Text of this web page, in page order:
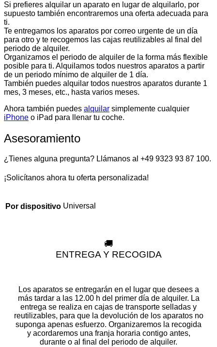
Si prefieres alquilar un aparato en lugar de alquilarlo, por
supuesto también encontraremos una oferta adecuada para
ti.
Te entregamos los aparatos por correo urgente de un día
para otro y te recogemos las cajas reutilizables al final del
periodo de alquiler.
Organizamos el periodo de alquiler de la forma más flexible
posible para ti. Alquilamos todos nuestros aparatos a partir
de un periodo mínimo de alquiler de 1 día.
También puedes alquilar todos nuestros aparatos durante 1
mes, 3 meses, etc., hasta varios meses.
Ahora también puedes alquilar simplemente cualquier
iPhone o iPad para llenar tu coche.
Asesoramiento
¿Tienes alguna pregunta? Llámanos al +49 9323 93 87 100.
¡Solicítanos ahora tu oferta personalizada!
Por dispositivo Universal
🚚
ENTREGA Y RECOGIDA
Los aparatos se entregarán en el lugar que desees a
más tardar a las 12.00 h del primer día de alquiler. La
entrega se realiza en cajas de transporte selladas y
reutilizables, para que la devolución de los aparatos no
suponga apenas esfuerzo. Organizaremos la recogida
y acordaremos una franja horaria contigo antes,
durante o al final del periodo de alquiler.